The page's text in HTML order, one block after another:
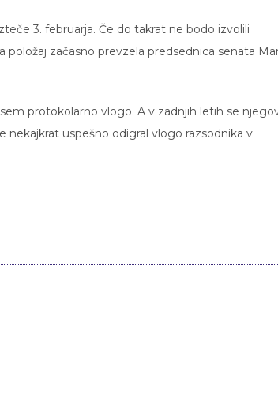
3. februarja. Če do takrat ne bodo izvolili
začasno prevzela predsednica senata
protokolarno vlogo. A v zadnjih letih se
nekajkrat uspešno odigral vlogo razsodnika v